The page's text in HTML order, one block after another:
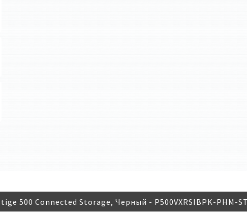
500 Connected Storage, Черный - P500VXRSIBPK-PHM-ST